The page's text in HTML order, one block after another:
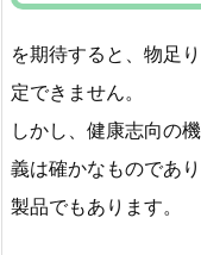
を期待すると、物足
定できません。
しかし、健康志向の
義は確かなものであ
製品でもあります。